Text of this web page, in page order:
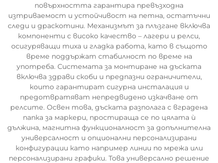
повърхността гарантира превъзходна
изтриваемост и устойчивост на петна, остатъчни
следи и драскотини. Механизмът за плъзгане включва
компоненти с високо качество – лагери и релси,
осигуряващи тиха и гладка работа, като в същото
време поддържат стабилност по време на
употреба. Системата за монтиране на дъската
включва здрави скоби и предпазни ограничители,
които гарантират сигурна инсталация и
предотвратяват непредвидено изкачване от
релсите. Освен това, дъската разполага с вградена
папка за маркери, простираща се по цялата ѝ
дължина, магнитна функционалност за допълнителна
универсалност и опционални персонализирани
конфигурации като например линии по мрежа или
персонализирани графики. Това универсално решение